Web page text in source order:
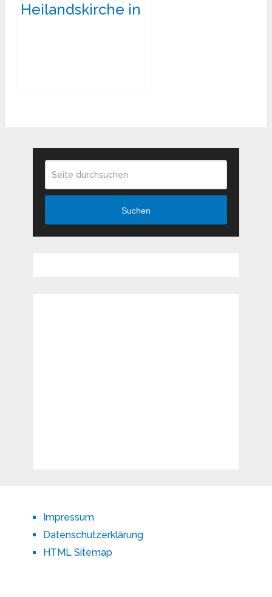
Heilandskirche in
Suchen
Impressum
Datenschutzerklärung
HTML Sitemap